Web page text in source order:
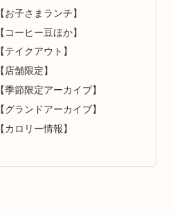
子さまランチ】
ーヒー豆ほか】
イクアウト】
舗限定】
節限定アーカイブ】
ランドアーカイブ】
ロリー情報】